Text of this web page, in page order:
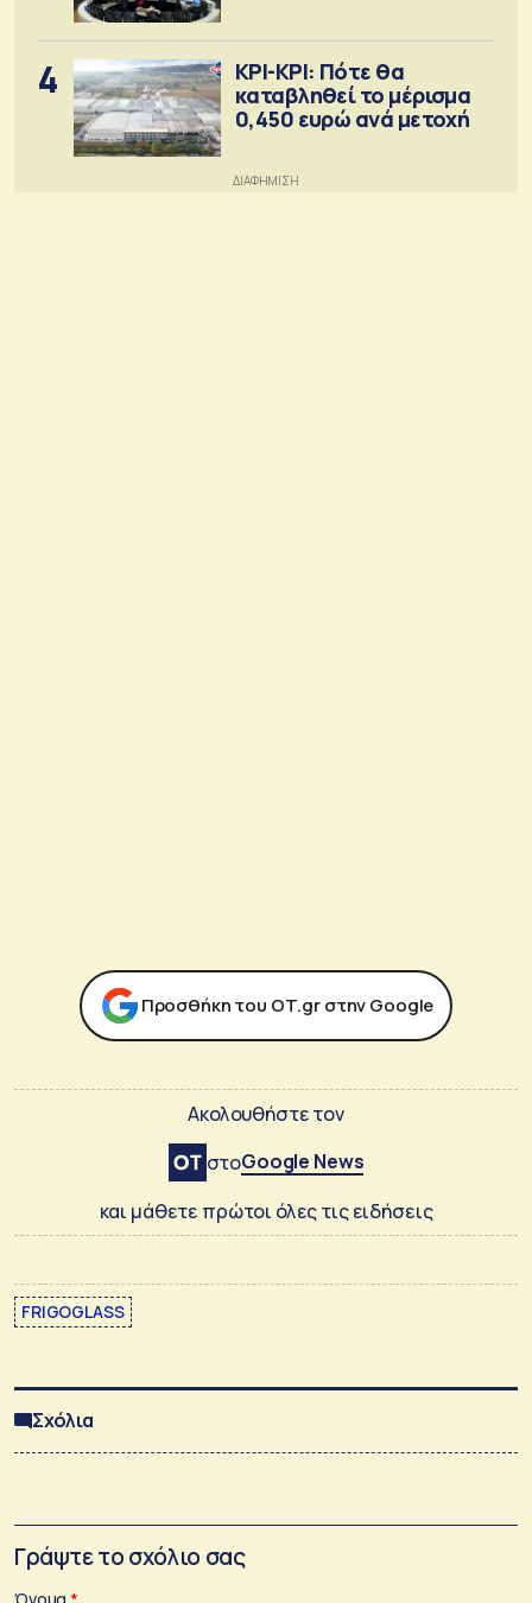
4
ΚΡΙ-ΚΡΙ: Πότε θα
καταβληθεί το μέρισμα
0,450 ευρώ ανά μετοχή
Προσθήκη του ΟΤ.gr στην Google
Ακολουθήστε τον
στοGoogle News
και μάθετε πρώτοι όλες τις ειδήσεις
FRIGOGLASS
Σχόλια
Γράψτε το σχόλιο σας
Όνομα